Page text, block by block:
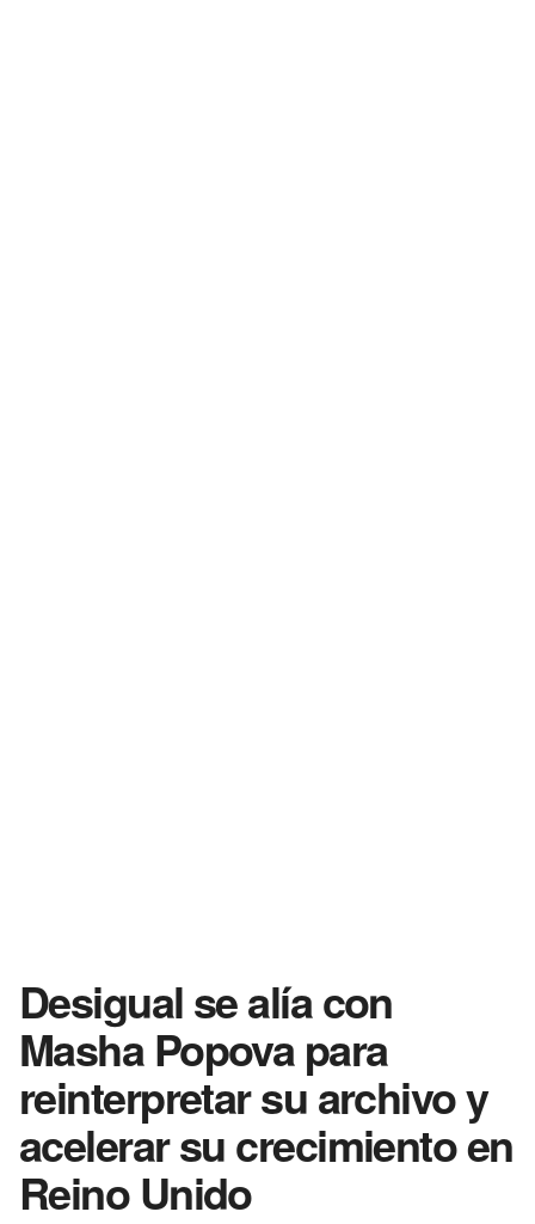
Desigual se alía con
Masha Popova para
reinterpretar su archivo y
acelerar su crecimiento en
Reino Unido